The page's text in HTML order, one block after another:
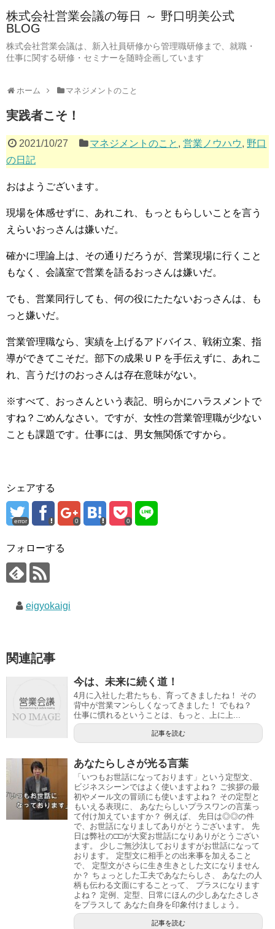
株式会社営業会議の毎日 ～ 野口明美公式
BLOG
株式会社営業会議は、新入社員研修から管理職研修まで、就職・
仕事に関する研修・セミナーを随時企画しています
ホーム マネジメントのこと
実践者こそ！
2021/10/27 マネジメントのこと ,営業ノウハウ, 野口
の日記
おはようございます。
現場を体感せずに、あれこれ、もっともらしいことを言う
えらいおっさんは嫌いだ。
確かに理論上は、その通りだろうが、営業現場に行くこと
もなく、会議室で営業を語るおっさんは嫌いだ。
でも、営業同行しても、何の役にたたないおっさんは、も
っと嫌いだ。
営業管理職なら、実績を上げるアドバイス、戦術立案、指
導ができてこそだ。部下の成果ＵＰを手伝えずに、あれこ
れ、言うだけのおっさんは存在意味がない。
※すべて、おっさんという表記、明らかにハラスメントで
すね？ごめんなさい。ですが、女性の営業管理職が少ない
ことも課題です。仕事には、男女無関係ですから。
シェアする
error 0 0
フォローする
eigyokaigi
関連記事
今は、未来に続く道！
4月に入社した君たちも、育ってきましたね！ その
背中が営業マンらしくなってきました！ でもね？
仕事に慣れるということは、もっと、上に上...
記事を読む
あなたらしさが光る言葉
「いつもお世話になっております」という定型文、
ビジネスシーンではよく使いますよね？ ご挨拶の最
初やメール文の冒頭にも使いますよね？ その定型と
もいえる表現に、 あなたらしいプラスワンの言葉っ
て付け加えていますか？ 例えば、 先日は◎◎の件
で、お世話になりましてありがとうございます。 先
日は弊社の□□が大変お世話になりありがとうござい
ます。 少しご無沙汰しておりますがお世話になって
おります。 定型文に相手との出来事を加えること
で、 定型文がさらに生き生きとした文になりません
か？ ちょっとした工夫であなたらしさ、 あなたの人
柄も伝わる文面にすることって、 プラスになります
よね？ 定例、定型、日常にほんの少しあなたさしさ
をプラスして あなた自身を印象付けましょう。
記事を読む